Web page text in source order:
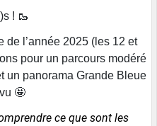
! 🥾
de l’année 2025 (les 12 et
pour un parcours modéré
un panorama Grande Bleue
🤩
ce que sont les